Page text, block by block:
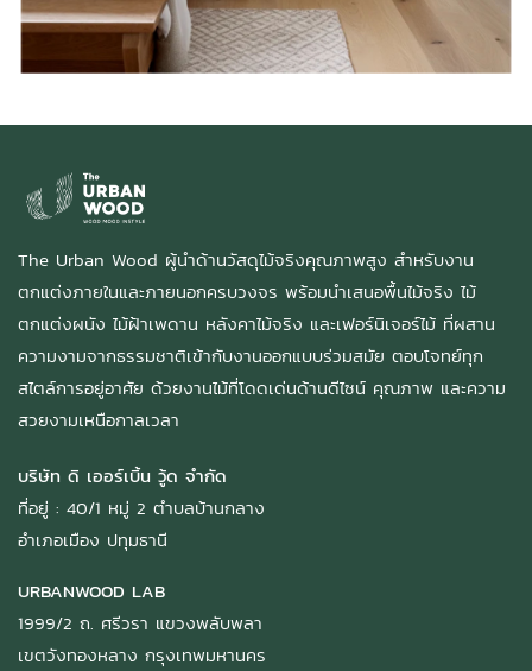
The Urban Wood ผู้นำด้านวัสดุไม้จริงคุณภาพสูง สำหรับงาน
ตกแต่งภายในและภายนอกครบวงจร พร้อมนำเสนอพื้นไม้จริง ไม้
ตกแต่งผนัง ไม้ฝ้าเพดาน หลังคาไม้จริง และเฟอร์นิเจอร์ไม้ ที่ผสาน
ความงามจากธรรมชาติเข้ากับงานออกแบบร่วมสมัย ตอบโจทย์ทุก
สไตล์การอยู่อาศัย ด้วยงานไม้ที่โดดเด่นด้านดีไซน์ คุณภาพ และความ
สวยงามเหนือกาลเวลา
บริษัท ดิ เออร์เบิ้น วู้ด จำกัด
ที่อยู่ : 40/1 หมู่ 2 ตำบลบ้านกลาง
อำเภอเมือง ปทุมธานี
URBANWOOD LAB
1999/2 ถ. ศรีวรา แขวงพลับพลา
เขตวังทองหลาง กรุงเทพมหานคร